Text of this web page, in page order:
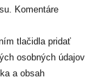
Komentáre
tlačidla pridať
osobných údajov
a obsah